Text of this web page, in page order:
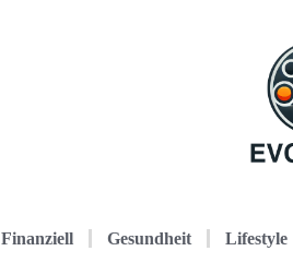
Finanziell Gesundheit Lifestyle